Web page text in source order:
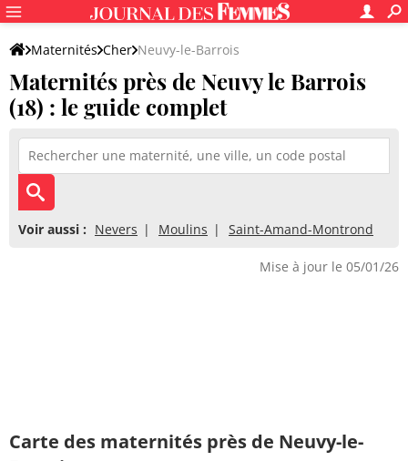
Maternités Cher Neuvy-le-Barrois
Maternités près de Neuvy le Barrois
(18) : le guide complet
Voir aussi : Nevers Moulins Saint-Amand-Montrond
Mise à jour le 05/01/26
Carte des maternités près de Neuvy-le-